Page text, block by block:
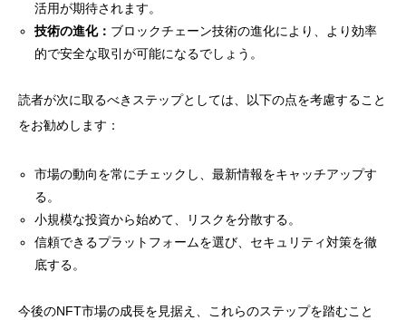
活用が期待されます。
技術の進化： ブロックチェーン技術の進化により、より効率
的で安全な取引が可能になるでしょう。
読者が次に取るべきステップとしては、以下の点を考慮すること
をお勧めします：
市場の動向を常にチェックし、最新情報をキャッチアップす
る。
小規模な投資から始めて、リスクを分散する。
信頼できるプラットフォームを選び、セキュリティ対策を徹
底する。
今後のNFT市場の成長を見据え、これらのステップを踏むこと